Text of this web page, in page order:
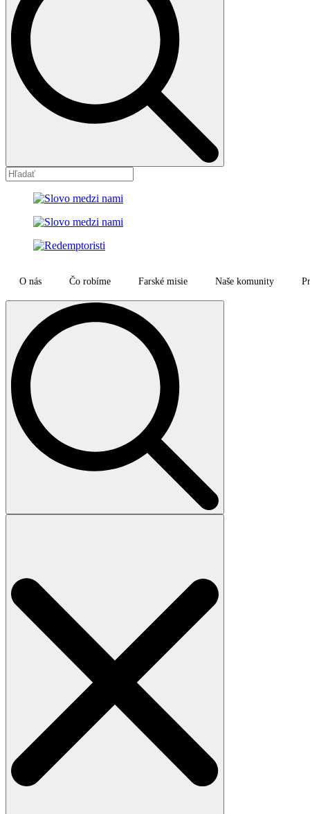
O nás Čo robíme Farské misie Naše komunity
Search